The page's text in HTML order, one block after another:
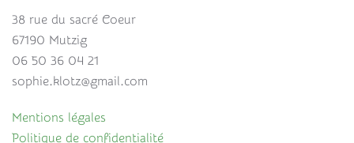
38 rue du sacré Coeur
67190 Mutzig
06 50 36 04 21
sophie.klotz@gmail.com
Mentions légales
Politique de confidentialité